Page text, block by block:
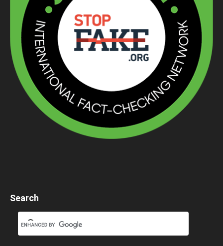
Search